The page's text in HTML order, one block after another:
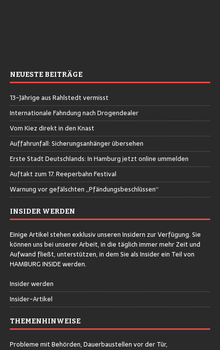
NEUESTE BEITRÄGE
13-Jährige aus Rahlstedt vermisst
Internationale Fahndung nach Drogendealer
Vom Kiez direkt in den Knast
Auffahrunfall: Sicherungsanhänger übersehen
Erste Stadt Deutschlands: In Hamburg jetzt online ummelden
Auftakt zum 17. Reeperbahn Festival
Warnung vor gefälschten „Pfändungsbeschlüssen“
INSIDER WERDEN
Einige Artikel stehen exklusiv unseren Insidern zur Verfügung. Sie
können uns bei unserer Arbeit, in die täglich immer mehr Zeit und
Aufwand fließt, unterstützen, in dem Sie als Insider ein Teil von
HAMBURG INSIDE werden.
Insider werden
Insider-Artikel
THEMENHINWEISE
Probleme mit Behörden, Dauerbaustellen vor der Tür,